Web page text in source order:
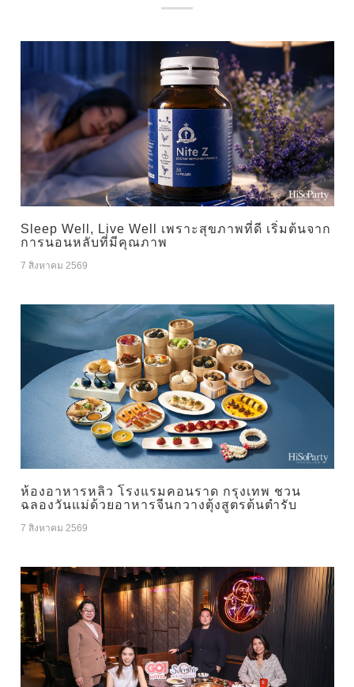
Sleep Well, Live Well เพราะสุขภาพที่ดี เริ่มต้นจาก
การนอนหลับที่มีคุณภาพ
7 สิงหาคม 2569
ห้องอาหารหลิว โรงแรมคอนราด กรุงเทพ ชวน
ฉลองวันแม่ด้วยอาหารจีนกวางตุ้งสูตรต้นตำรับ
7 สิงหาคม 2569